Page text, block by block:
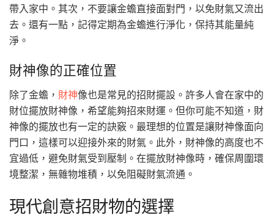
帶入家中。其次，不要讓金蟾直接面對門，以免財氣又流出
去。還有一點，記得定期為金蟾進行淨化，保持其能量純
淨。
財神像的正確位置
除了金蟾， 財神像也是常見的招財擺設。許多人會在家中的
財位擺放財神像，希望能夠招來財運。但你可能不知道，財
神像的擺放也有一定的訣竅。最理想的位置是讓財神像面向
門口，這樣可以迎接外來的財氣。此外，財神像的高度也不
宜過低，避免財氣受到壓制。在擺放財神像時，確保周圍環
境整潔，無雜物堆積，以免阻礙財氣流通。
現代創意招財物的選擇